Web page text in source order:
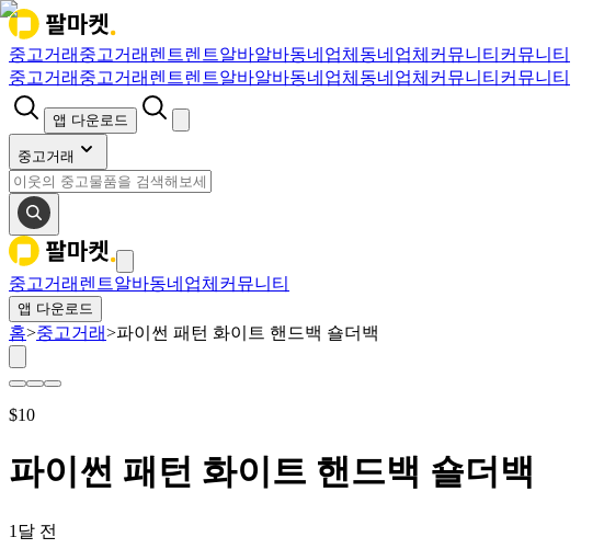
중고거래 중고거래 렌트렌트알바알바동네업체 동네업체 커뮤니티 커뮤니티
중고거래 중고거래 렌트렌트알바알바동네업체 동네업체 커뮤니티 커뮤니티
앱 다운로드
중고거래
중고거래 렌트알바동네업체 커뮤니티
앱 다운로드
홈>중고거래>파이썬 패턴 화이트 핸드백 숄더백
$10
파이썬 패턴 화이트 핸드백 숄더백
1달 전